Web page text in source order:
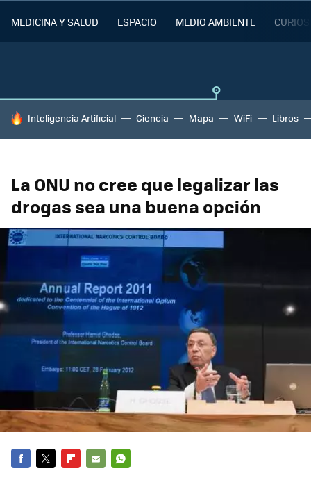
MEDICINA Y SALUD ESPACIO MEDIO AMBIENTE
HOY SE HABLA DE
Inteligencia Artificial Ciencia Mapa WiFi Libros
La ONU no cree que legalizar las
drogas sea una buena opción